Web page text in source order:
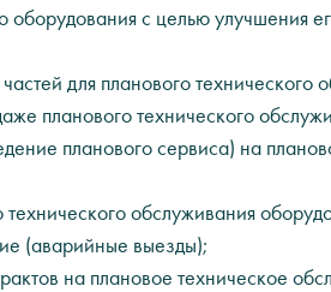
с целью улучшения
для планового технического
планового технического
планового сервиса) на
обслуживания
(аварийные выезды);
на плановое техническое